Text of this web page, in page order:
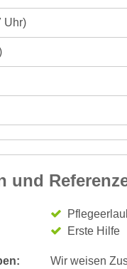
Uhr)
und
Erste Hilfe
Wir weisen